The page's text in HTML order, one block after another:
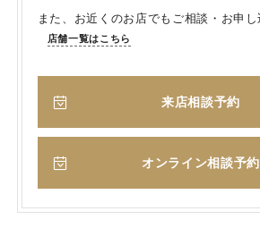
また、お近くのお店でもご相談・お申し
店舗一覧はこちら
来店相談予約
オンライン相談予約